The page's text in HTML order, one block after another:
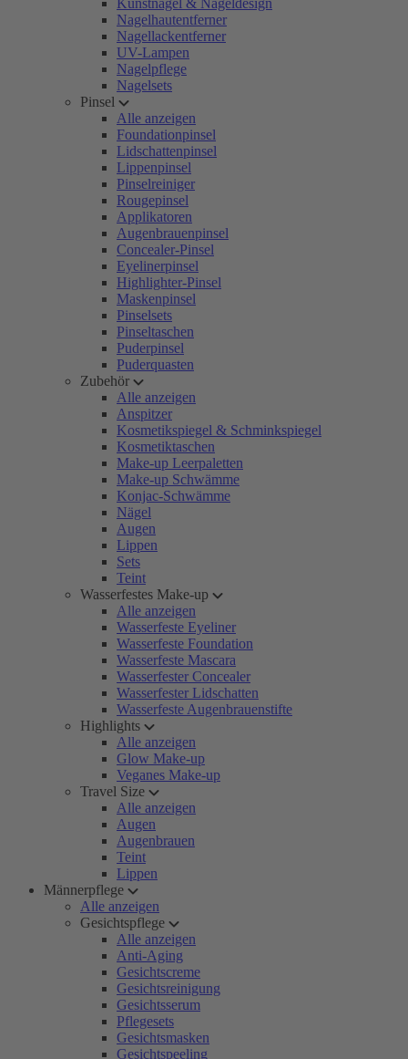
Kunstnägel & Nageldesign
Nagelhautentferner
Nagellackentferner
UV-Lampen
Nagelpflege
Nagelsets
Pinsel
Alle anzeigen
Foundationpinsel
Lidschattenpinsel
Lippenpinsel
Pinselreiniger
Rougepinsel
Applikatoren
Augenbrauenpinsel
Concealer-Pinsel
Eyelinerpinsel
Highlighter-Pinsel
Maskenpinsel
Pinselsets
Pinseltaschen
Puderpinsel
Puderquasten
Zubehör
Alle anzeigen
Anspitzer
Kosmetikspiegel & Schminkspiegel
Kosmetiktaschen
Make-up Leerpaletten
Make-up Schwämme
Konjac-Schwämme
Nägel
Augen
Lippen
Sets
Teint
Wasserfestes Make-up
Alle anzeigen
Wasserfeste Eyeliner
Wasserfeste Foundation
Wasserfeste Mascara
Wasserfester Concealer
Wasserfester Lidschatten
Wasserfeste Augenbrauenstifte
Highlights
Alle anzeigen
Glow Make-up
Veganes Make-up
Travel Size
Alle anzeigen
Augen
Augenbrauen
Teint
Lippen
Männerpflege
Alle anzeigen
Gesichtspflege
Alle anzeigen
Anti-Aging
Gesichtscreme
Gesichtsreinigung
Gesichtsserum
Pflegesets
Gesichtsmasken
Gesichtspeeling